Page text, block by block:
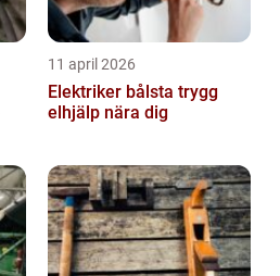
11 april 2026
Elektriker bålsta trygg
elhjälp nära dig